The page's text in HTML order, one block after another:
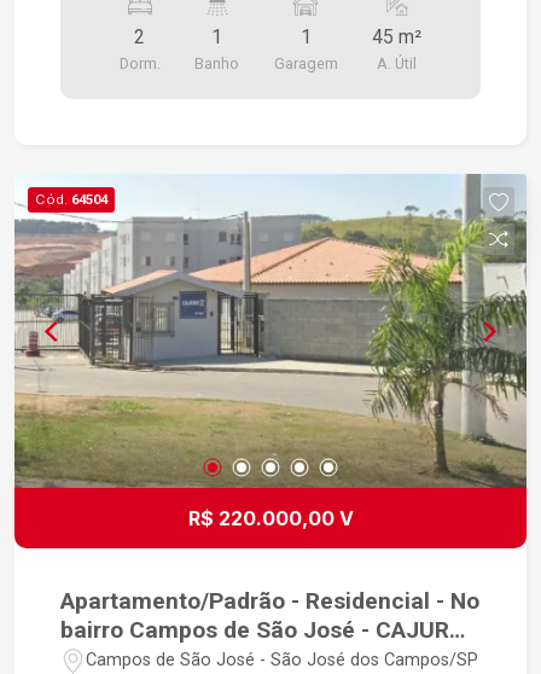
Playground - Academia ao ar livre - Churrasqueira
- Mini mercado Diferenciais: - Imóvel com pintura
- Banheiro com box, espelho e chuveiro - O
2
Dorm.
1
Banho
1
Garagem
45 m²
A. Útil
Cód. 64504
R$ 220.000,00 V
Apartamento/Padrão - Residencial - No
bairro Campos de São José - CAJURU
II
Campos de São José - São José dos Campos/SP